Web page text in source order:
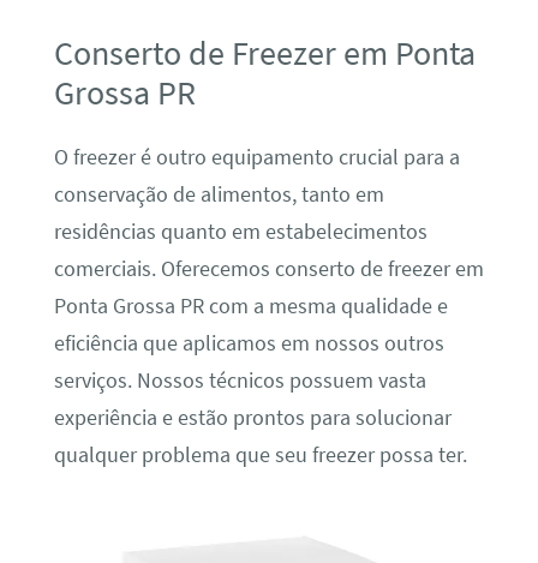
Conserto de Freezer em Ponta
Grossa PR
O freezer é outro equipamento crucial para a
conservação de alimentos, tanto em
residências quanto em estabelecimentos
comerciais. Oferecemos conserto de freezer em
Ponta Grossa PR com a mesma qualidade e
eficiência que aplicamos em nossos outros
serviços. Nossos técnicos possuem vasta
experiência e estão prontos para solucionar
qualquer problema que seu freezer possa ter.